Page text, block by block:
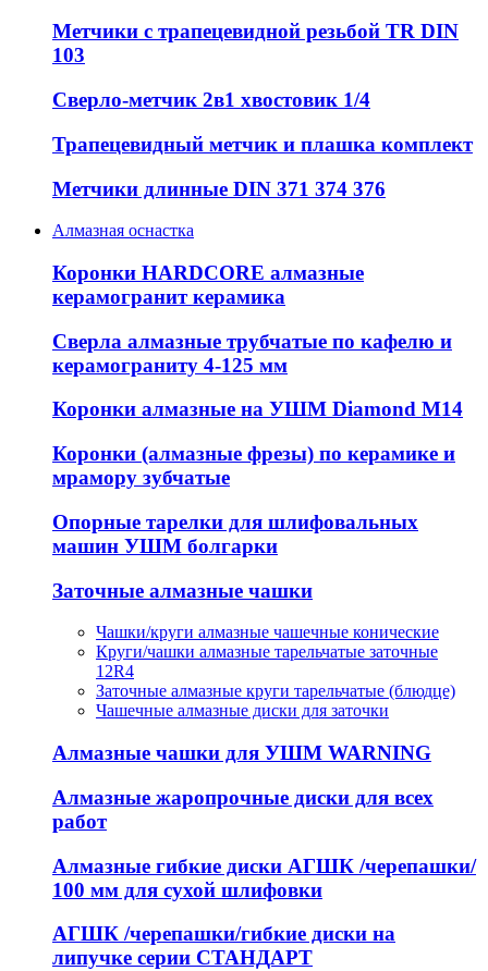
Метчики с трапецевидной резьбой TR DIN
103
Сверло-метчик 2в1 хвостовик 1/4
Трапецевидный метчик и плашка комплект
Метчики длинные DIN 371 374 376
Алмазная оснастка
Коронки HARDCORE алмазные
керамогранит керамика
Сверла алмазные трубчатые по кафелю и
керамограниту 4-125 мм
Коронки алмазные на УШМ Diamond М14
Коронки (алмазные фрезы) по керамике и
мрамору зубчатые
Опорные тарелки для шлифовальных
машин УШМ болгарки
Заточные алмазные чашки
Чашки/круги алмазные чашечные конические
Круги/чашки алмазные тарельчатые заточные
12R4
Заточные алмазные круги тарельчатые (блюдце)
Чашечные алмазные диски для заточки
Алмазные чашки для УШМ WARNING
Алмазные жаропрочные диски для всех
работ
Алмазные гибкие диски АГШК /черепашки/
100 мм для сухой шлифовки
АГШК /черепашки/гибкие диски на
липучке серии СТАНДАРТ